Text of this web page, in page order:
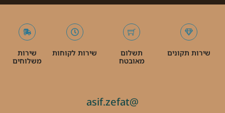
שירות תקונים
תשלום
מאובטח
שירות לקוחות
שירות
משלוחים
@asif.zefat